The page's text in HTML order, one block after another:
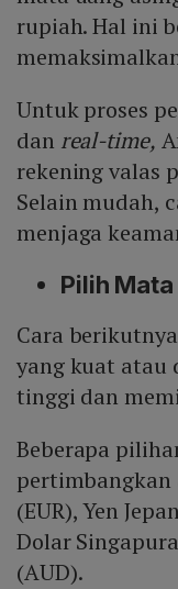
rupiah. Hal ini
Untuk proses
dan real-time,
rekening valas
Selain mudah,
menjaga
Pilih
Cara
yang kuat atau
tinggi dan
Beberapa
pertimbangkan
(EUR), Yen
Dolar
(AUD).